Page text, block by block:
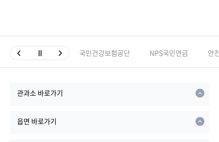
국민건강보험공단 NPS국민연금 안
관과소 바로가기
읍면 바로가기